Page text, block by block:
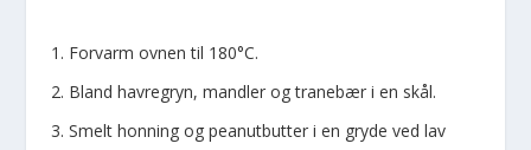
Forvarm ovnen til 180°C.
Bland havregryn, mandler og tranebær i en skål.
Smelt honning og peanutbutter i en gryde ved lav